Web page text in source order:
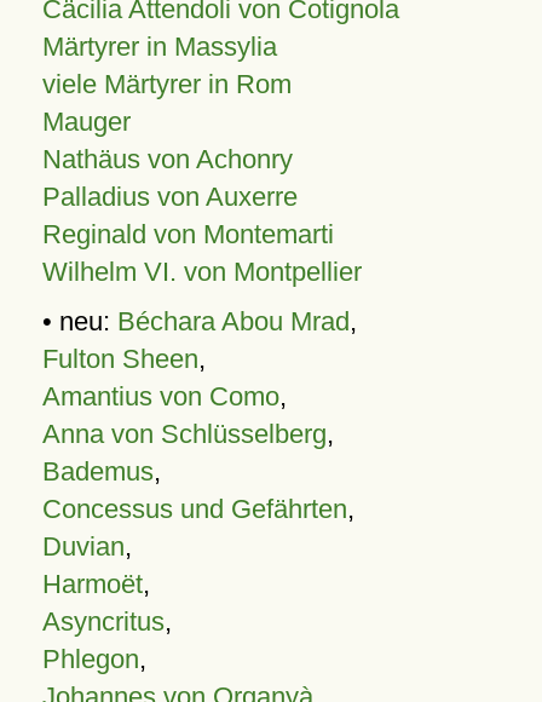
Cäcilia Attendoli von Cotignola
Märtyrer in Massylia
viele Märtyrer in Rom
Mauger
Nathäus von Achonry
Palladius von Auxerre
Reginald von Montemarti
Wilhelm VI. von Montpellier
• neu: Béchara Abou Mrad,
Fulton Sheen,
Amantius von Como,
Anna von Schlüsselberg,
Bademus,
Concessus und Gefährten,
Duvian,
Harmoët,
Asyncritus,
Phlegon,